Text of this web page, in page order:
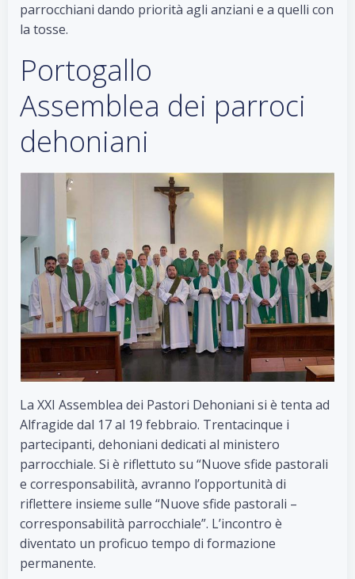
parrocchiani dando priorità agli anziani e a quelli con
la tosse.
Portogallo
Assemblea dei parroci
dehoniani
La XXI Assemblea dei Pastori Dehoniani si è tenta ad
Alfragide dal 17 al 19 febbraio. Trentacinque i
partecipanti, dehoniani dedicati al ministero
parrocchiale. Si è riflettuto su “Nuove sfide pastorali
e corresponsabilità, avranno l’opportunità di
riflettere insieme sulle “Nuove sfide pastorali –
corresponsabilità parrocchiale”. L’incontro è
diventato un proficuo tempo di formazione
permanente.